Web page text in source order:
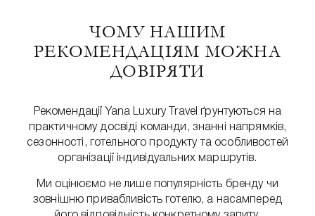
ЧОМУ НАШИМ
РЕКОМЕНДАЦІЯМ МОЖНА
ДОВІРЯТИ
Рекомендації Yana Luxury Travel ґрунтуються на
практичному досвіді команди, знанні напрямків,
сезонності, готельного продукту та особливостей
організації індивідуальних маршрутів.
Ми оцінюємо не лише популярність бренду чи
зовнішню привабливість готелю, а насамперед